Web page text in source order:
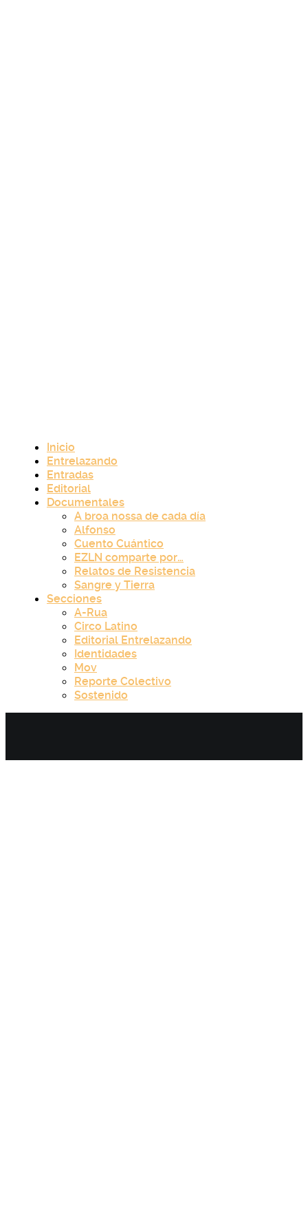
Inicio
Entrelazando
Entradas
Editorial
Documentales
A broa nossa de cada día
Alfonso
Cuento Cuántico
EZLN comparte por…
Relatos de Resistencia
Sangre y Tierra
Secciones
A-Rua
Circo Latino
Editorial Entrelazando
Identidades
Mov
Reporte Colectivo
Sostenido